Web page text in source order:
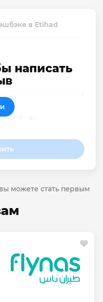
в Etihad
написать
можете стать первым